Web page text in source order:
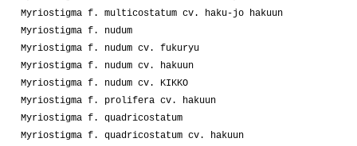
Myriostigma f. multicostatum cv. haku-jo hakuun
Myriostigma f. nudum
Myriostigma f. nudum cv. fukuryu
Myriostigma f. nudum cv. hakuun
Myriostigma f. nudum cv. KIKKO
Myriostigma f. prolifera cv. hakuun
Myriostigma f. quadricostatum
Myriostigma f. quadricostatum cv. hakuun